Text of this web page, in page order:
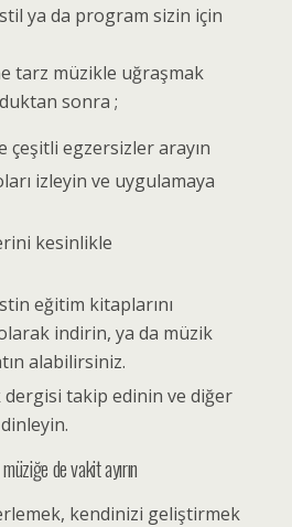
stil ya da program sizin için
tarz müzikle uğraşmak
sonra ;
çeşitli egzersizler arayın
izleyin ve uygulamaya
kesinlikle
eğitim kitaplarını
indirin, ya da müzik
alabilirsiniz.
takip edinin ve diğer
de vakit ayırın
kendinizi geliştirmek